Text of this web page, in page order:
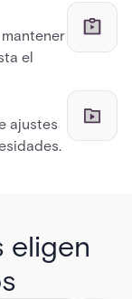
el
ajustes
eligen